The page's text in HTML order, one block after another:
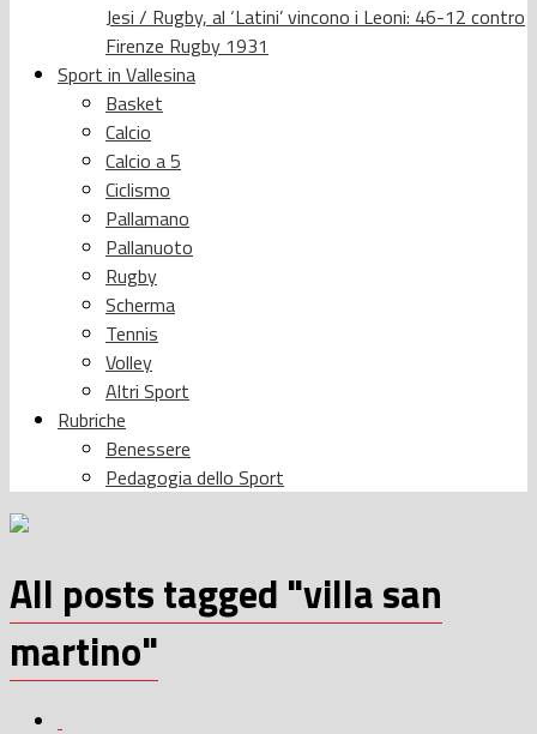
Jesi / Rugby, al ‘Latini’ vincono i Leoni: 46-12 contro
Firenze Rugby 1931
Sport in Vallesina
Basket
Calcio
Calcio a 5
Ciclismo
Pallamano
Pallanuoto
Rugby
Scherma
Tennis
Volley
Altri Sport
Rubriche
Benessere
Pedagogia dello Sport
All posts tagged "villa san
martino"